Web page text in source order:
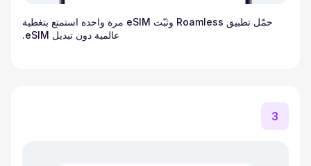
حمّل تطبيق Roamless وثبّت eSIM مرة واحدة استمتع بتغطية
عالمية دون تبديل eSIM.
3